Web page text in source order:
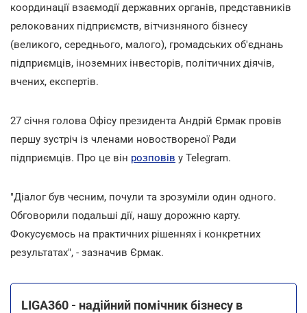
координації взаємодії державних органів, представників
релокованих підприємств, вітчизняного бізнесу
(великого, середнього, малого), громадських об'єднань
підприємців, іноземних інвесторів, політичних діячів,
вчених, експертів.
27 січня голова Офісу президента Андрій Єрмак провів
першу зустріч із членами новоствореної Ради
підприємців. Про це він розповів у Telegram.
"Діалог був чесним, почули та зрозуміли один одного.
Обговорили подальші дії, нашу дорожню карту.
Фокусуємось на практичних рішеннях і конкретних
результатах", - зазначив Єрмак.
LIGA360 - надійний помічник бізнесу в